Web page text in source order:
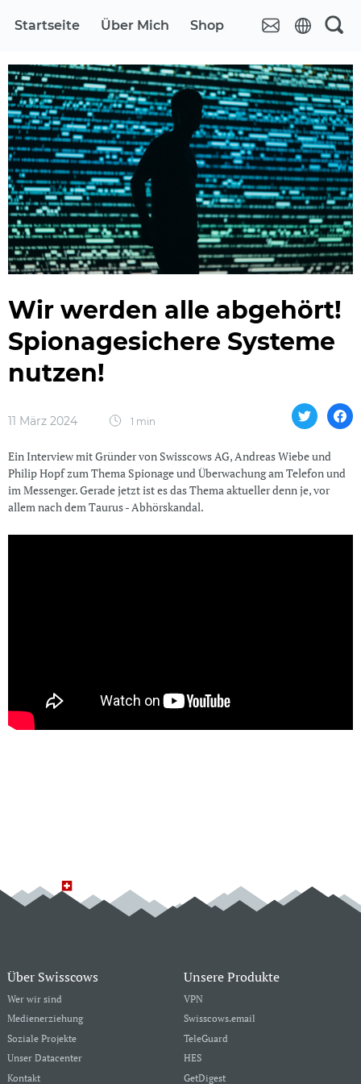
Startseite Über Mich Shop
Wir werden alle abgehört!
Spionagesichere Systeme
nutzen!
11 März 2024 1 min
Ein Interview mit Gründer von Swisscows AG, Andreas Wiebe und
Philip Hopf zum Thema Spionage und Überwachung am Telefon und
im Messenger. Gerade jetzt ist es das Thema aktueller denn je, vor
allem nach dem Taurus - Abhörskandal.
Über Swisscows
Wer wir sind
Medienerziehung
Soziale Projekte
Unser Datacenter
Kontakt
Unsere Produkte
VPN
Swisscows.email
TeleGuard
HES
GetDigest